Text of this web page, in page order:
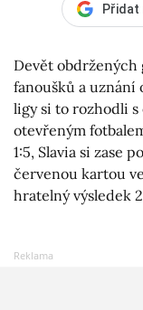
Přidat
Devět obdržených
fanoušků a uznání
ligy si to rozhodli
otevřeným
1:5, Slavia si zase
červenou kartou
hratelný výsledek